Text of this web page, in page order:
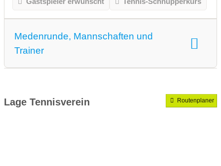
Medenrunde, Mannschaften und
Trainer
Lage Tennisverein Routenplaner